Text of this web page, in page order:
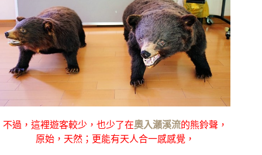
不過，這裡遊客較少，也少了在奧入瀨溪流的熊鈴聲，
原始，天然；更能有天人合一感感覺，